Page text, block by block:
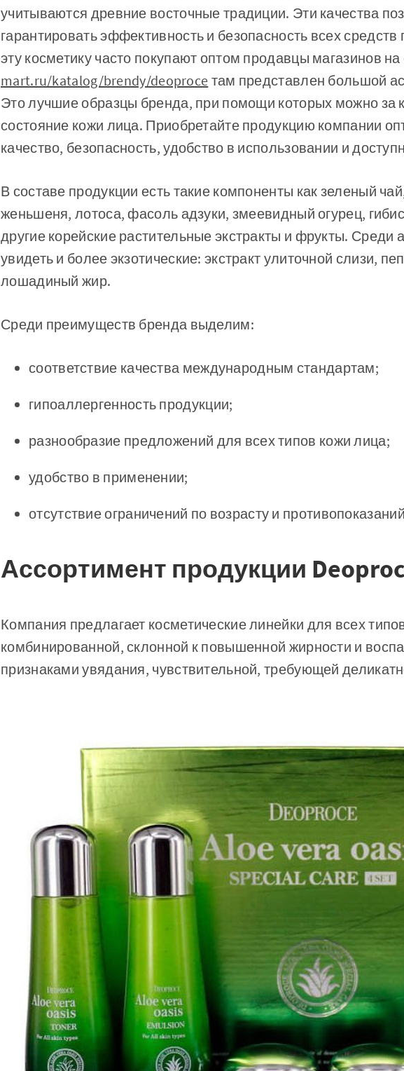
учитываются древние восточные традиции. Эти качества
гарантировать эффективность и безопасность всех
эту косметику часто покупают оптом продавцы магазинов на
mart.ru/katalog/brendy/deoproce там представлен большой
Это лучшие образцы бренда, при помощи которых можно за
состояние кожи лица. Приобретайте продукцию компании
качество, безопасность, удобство в использовании и
В составе продукции есть такие компоненты как зеленый
женьшеня, лотоса, фасоль адзуки, змеевидный огурец,
другие корейские растительные экстракты и фрукты.
увидеть и более экзотические: экстракт улиточной слизи,
лошадиный жир.
Среди преимуществ бренда выделим:
соответствие качества международным стандартам;
гипоаллергенность продукции;
разнообразие предложений для всех типов кожи лица;
удобство в применении;
отсутствие ограничений по возрасту и
Ассортимент продукции
Компания предлагает косметические линейки для всех
комбинированной, склонной к повышенной жирности и
признаками увядания, чувствительной, требующей